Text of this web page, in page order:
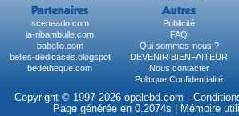
Partenaires Autres
sceneario.com Publicité
la-ribambulle.com
FAQ
babelio.com
Qui sommes-nous ?
belles-dedicaces.blogspot
DEVENIR BIENFAITEUR
bedetheque.com
Nous contacter
Politique Confidentialité
Copyright © 1997-2026 opalebd.com -
Page générée en 0.2074s | Mémoire